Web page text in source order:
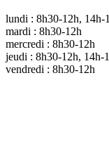
lundi : 8h30-12h, 14h-
mardi : 8h30-12h
mercredi : 8h30-12h
jeudi : 8h30-12h, 14h-
vendredi : 8h30-12h